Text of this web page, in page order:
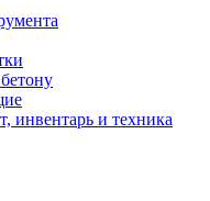
инвентарь и техника